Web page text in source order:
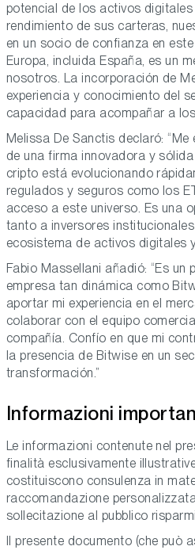
potencial de los activos
rendimiento de sus carteras,
en un socio de confianza en
Europa, incluida España, es un
nosotros. La incorporación de
experiencia y conocimiento del
capacidad para acompañar a
Melissa De Sanctis declaró:
de una firma innovadora y
cripto está evolucionando
regulados y seguros como los
acceso a este universo. Es una
tanto a inversores
ecosistema de activos digitales
Fabio Massellani añadió: “Es un
empresa tan dinámica como
aportar mi experiencia en el
colaborar con el equipo
compañía. Confío en que mi
la presencia de Bitwise en un
transformación.”
Informazioni
Le informazioni contenute nel
finalità esclusivamente
costituiscono consulenza in
raccomandazione
sollecitazione al pubblico
Il presente documento (che può